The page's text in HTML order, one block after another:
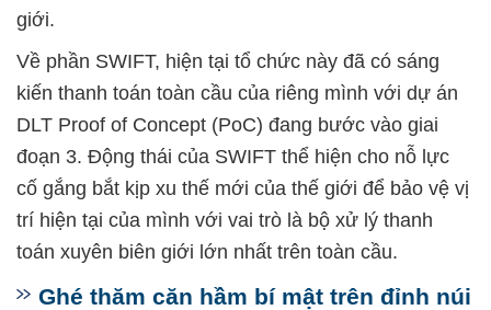
giới.
Về phần SWIFT, hiện tại tổ chức này đã có sáng
kiến thanh toán toàn cầu của riêng mình với dự án
DLT Proof of Concept (PoC) đang bước vào giai
đoạn 3. Động thái của SWIFT thể hiện cho nỗ lực
cố gắng bắt kịp xu thế mới của thế giới để bảo vệ vị
trí hiện tại của mình với vai trò là bộ xử lý thanh
toán xuyên biên giới lớn nhất trên toàn cầu.
Ghé thăm căn hầm bí mật trên đỉnh núi